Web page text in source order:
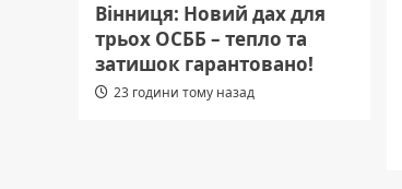
Вінниця: Новий дах для
трьох ОСББ – тепло та
затишок гарантовано!
23 години тому назад